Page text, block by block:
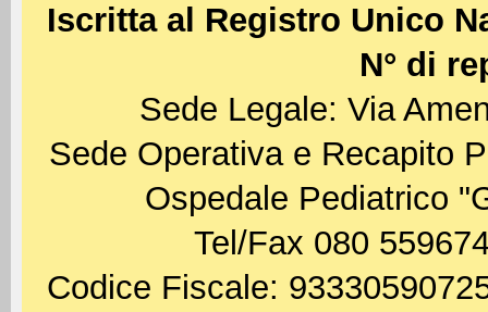
Iscritta al Registro Unico
N° di
Sede Legale: Via
Sede Operativa e Recapito
Ospedale Pediatrico
Tel/Fax 080
Codice Fiscale: